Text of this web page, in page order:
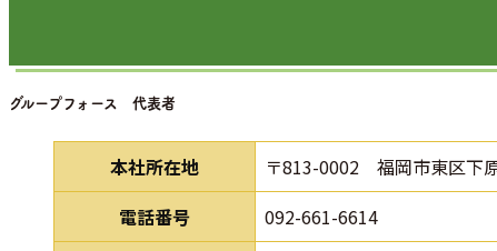
グループフォース 代表者
本社所在地
〒813-0002 福岡市東区下
電話番号
092-661-6614